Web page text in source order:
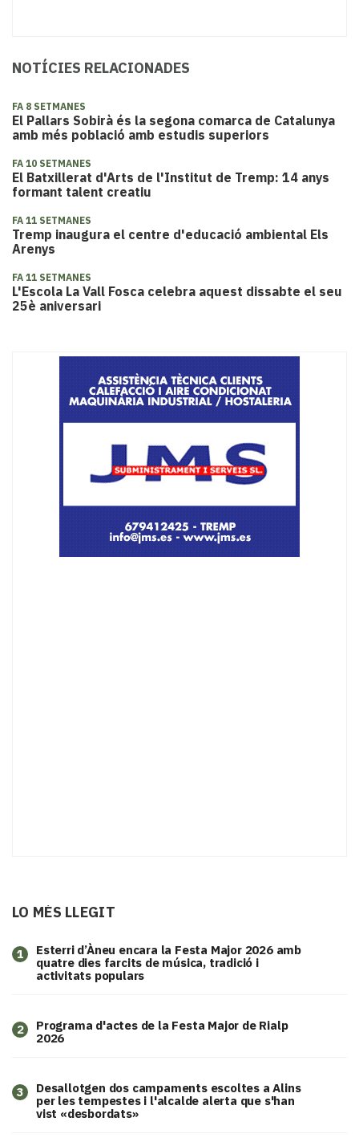
NOTÍCIES RELACIONADES
FA 8 SETMANES
El Pallars Sobirà és la segona comarca de Catalunya
amb més població amb estudis superiors
FA 10 SETMANES
El Batxillerat d'Arts de l'Institut de Tremp: 14 anys
formant talent creatiu
FA 11 SETMANES
​Tremp inaugura el centre d'educació ambiental Els
Arenys
FA 11 SETMANES
L'Escola La Vall Fosca ​celebra aquest dissabte el seu
25è aniversari
LO MÉS LLEGIT
1
Esterri d’Àneu encara la Festa Major 2026 amb
quatre dies farcits de música, tradició i
activitats populars
2
Programa d'actes de la Festa Major de Rialp
2026
3
​Desallotgen dos campaments escoltes a Alins
per les tempestes i l'alcalde alerta que s'han
vist «desbordats»